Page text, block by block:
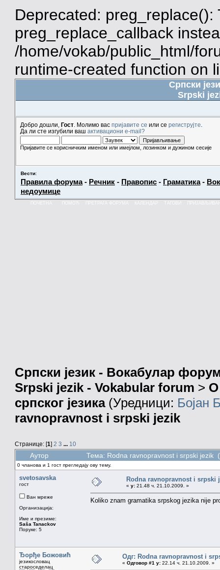
Deprecated:
preg_replace_callback
/home/vokab/public_html/
runtime-created function on
Српски
Srpski
Добро дошли, Гост . Молимо вас пријавите се или се региструјте
Да ли сте изгубили ваш активациони e-mail?
Пријавите се корисничким именом или имејлом, лозинком и дужином сесије
Вести:
Правила форума- Речник - Правопис - Граматика-
недоумице
КАЛЕНДАР
Српски језик - Вокабулар
Srpski jezik - Vokabular forum > О
српског језика(Уредници: Бојан
ravnopravnost i srpski jezik
Странице: [1] 2 3 ... 10
Аутор Тема: Rodna ravnopravnost i srpski jezik
0 чланова и 1 гост прегледају ову тему.
svetosavska
гост
Ван мреже
Организација:
Име и презиме:
Saša Tanackov
Поруке: 5
Rodna ravnopravnost i srpski
« у: 21.48 ч. 21.10.2009. »
Koliko znam gramatika srpskog jezika nije
Ђорђе Божовић
језикословац
староседелац
Одг: Rodna ravnopravnost i
« Одговор #1 у: 22.14 ч. 21.10.2009. »